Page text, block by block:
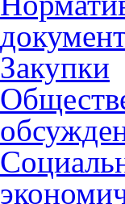
Закупки